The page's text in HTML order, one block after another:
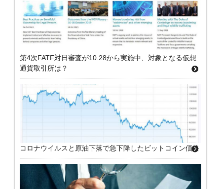
第4次FATF対日審査が10.28から実施中、対象となる仮想
通貨取引所は？
コロナウイルスと原油下落で急下降したビットコイン価格